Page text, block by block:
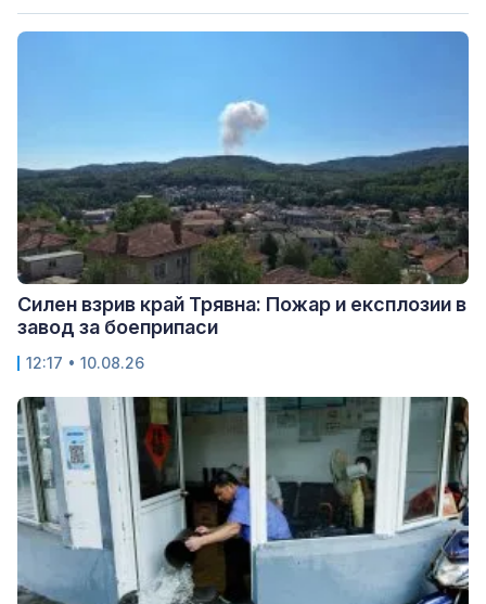
Силен взрив край Трявна: Пожар и експлозии в
завод за боеприпаси
12:17 • 10.08.26